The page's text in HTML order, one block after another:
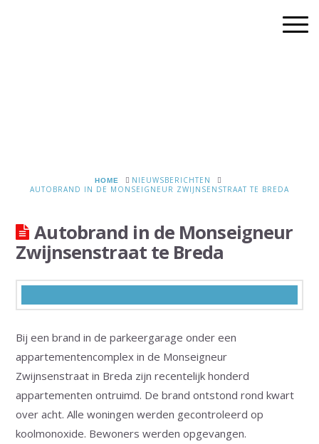
HOMENIEUWSBERICHTEN
AUTOBRAND IN DE MONSEIGNEUR ZWIJNSENSTRAAT TE BREDA
Autobrand in de Monseigneur
Zwijnsenstraat te Breda
Bij een brand in de parkeergarage onder een
appartementencomplex in de Monseigneur
Zwijnsenstraat in Breda zijn recentelijk honderd
appartementen ontruimd. De brand ontstond rond kwart
over acht. Alle woningen werden gecontroleerd op
koolmonoxide. Bewoners werden opgevangen.